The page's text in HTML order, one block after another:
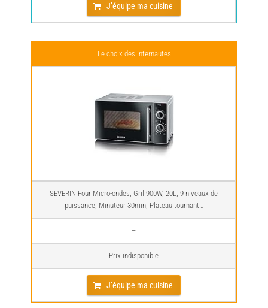
J’équipe ma cuisine
Le choix des internautes
SEVERIN Four Micro-ondes, Gril 900W, 20L, 9 niveaux de
puissance, Minuteur 30min, Plateau tournant…
–
Prix indisponible
J’équipe ma cuisine